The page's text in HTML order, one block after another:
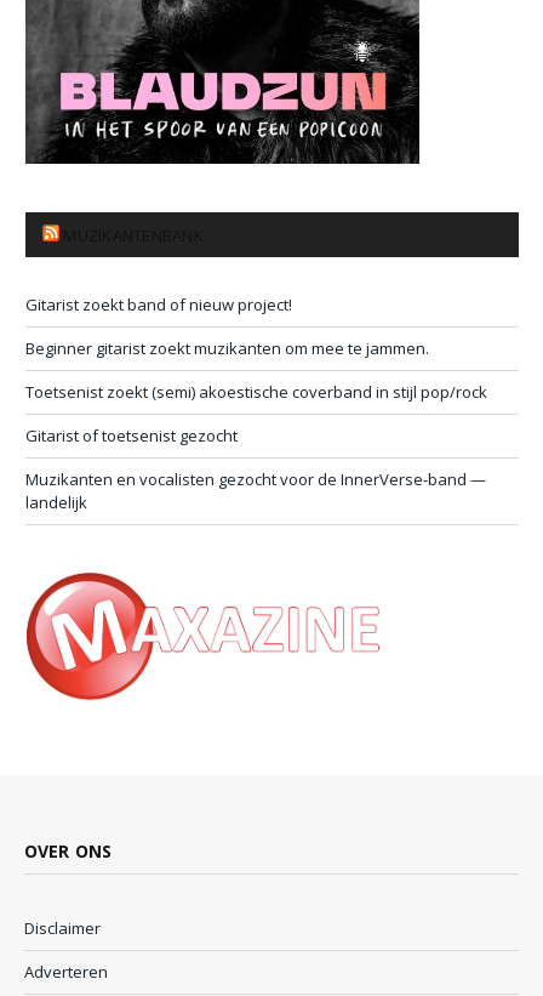
Gitarist zoekt band of nieuw project!
Beginner gitarist zoekt muzikanten om mee te jammen.
Toetsenist zoekt (semi) akoestische coverband in stijl pop/rock
Gitarist of toetsenist gezocht
Muzikanten en vocalisten gezocht voor de InnerVerse-band —
landelijk
OVER ONS
Disclaimer
Adverteren